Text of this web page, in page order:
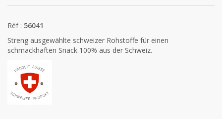
Réf : 56041
Streng ausgewählte schweizer Rohstoffe für einen
schmackhaften Snack 100% aus der Schweiz.